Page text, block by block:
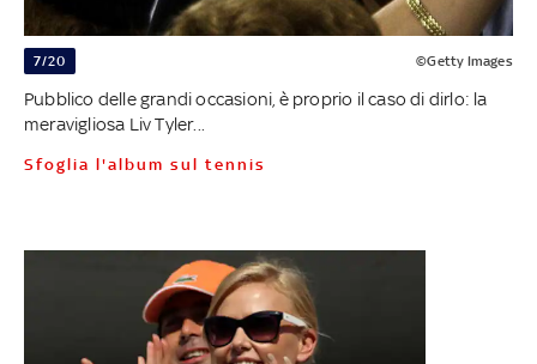
7/20 ©Getty Images
Pubblico delle grandi occasioni, è proprio il caso di dirlo: la
meravigliosa Liv Tyler...
Sfoglia l'album sul tennis